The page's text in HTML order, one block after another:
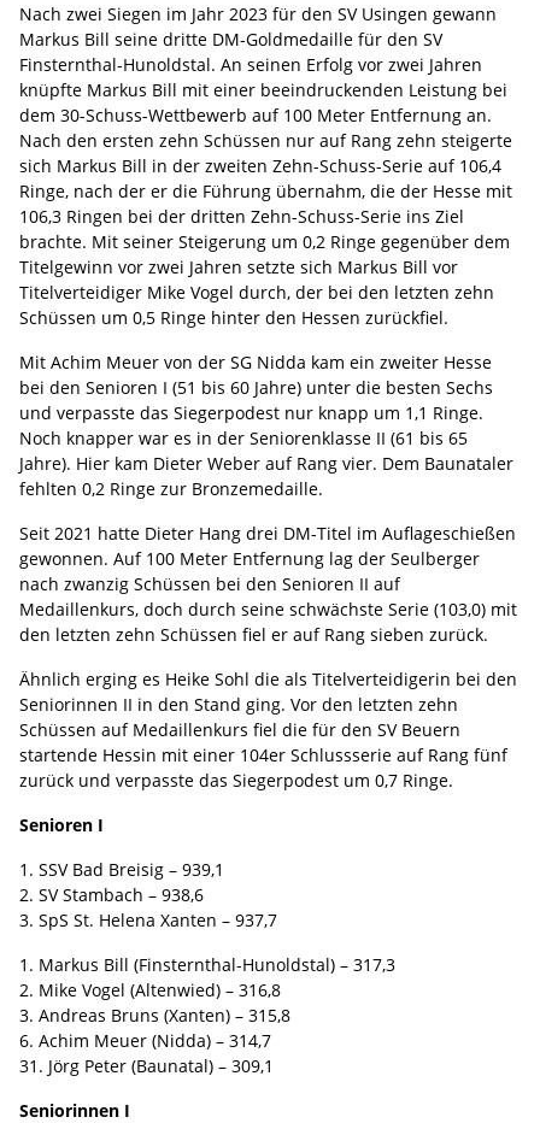
Nach zwei Siegen im Jahr 2023 für den SV Usingen gewann
Markus Bill seine dritte DM-Goldmedaille für den SV
Finsternthal-Hunoldstal. An seinen Erfolg vor zwei Jahren
knüpfte Markus Bill mit einer beeindruckenden Leistung bei
dem 30-Schuss-Wettbewerb auf 100 Meter Entfernung an.
Nach den ersten zehn Schüssen nur auf Rang zehn steigerte
sich Markus Bill in der zweiten Zehn-Schuss-Serie auf 106,4
Ringe, nach der er die Führung übernahm, die der Hesse mit
106,3 Ringen bei der dritten Zehn-Schuss-Serie ins Ziel
brachte. Mit seiner Steigerung um 0,2 Ringe gegenüber dem
Titelgewinn vor zwei Jahren setzte sich Markus Bill vor
Titelverteidiger Mike Vogel durch, der bei den letzten zehn
Schüssen um 0,5 Ringe hinter den Hessen zurückfiel.
Mit Achim Meuer von der SG Nidda kam ein zweiter Hesse
bei den Senioren I (51 bis 60 Jahre) unter die besten Sechs
und verpasste das Siegerpodest nur knapp um 1,1 Ringe.
Noch knapper war es in der Seniorenklasse II (61 bis 65
Jahre). Hier kam Dieter Weber auf Rang vier. Dem Baunataler
fehlten 0,2 Ringe zur Bronzemedaille.
Seit 2021 hatte Dieter Hang drei DM-Titel im Auflageschießen
gewonnen. Auf 100 Meter Entfernung lag der Seulberger
nach zwanzig Schüssen bei den Senioren II auf
Medaillenkurs, doch durch seine schwächste Serie (103,0) mit
den letzten zehn Schüssen fiel er auf Rang sieben zurück.
Ähnlich erging es Heike Sohl die als Titelverteidigerin bei den
Seniorinnen II in den Stand ging. Vor den letzten zehn
Schüssen auf Medaillenkurs fiel die für den SV Beuern
startende Hessin mit einer 104er Schlussserie auf Rang fünf
zurück und verpasste das Siegerpodest um 0,7 Ringe.
Senioren I
1. SSV Bad Breisig – 939,1
2. SV Stambach – 938,6
3. SpS St. Helena Xanten – 937,7
1. Markus Bill (Finsternthal-Hunoldstal) – 317,3
2. Mike Vogel (Altenwied) – 316,8
3. Andreas Bruns (Xanten) – 315,8
6. Achim Meuer (Nidda) – 314,7
31. Jörg Peter (Baunatal) – 309,1
Seniorinnen I